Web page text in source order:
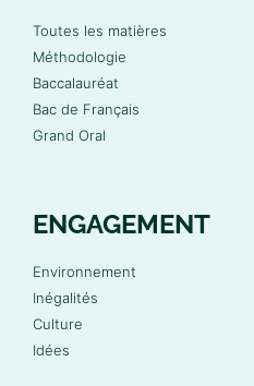
Toutes les matières
Méthodologie
Baccalauréat
Bac de Français
Grand Oral
ENGAGEMENT
Environnement
Inégalités
Culture
Idées